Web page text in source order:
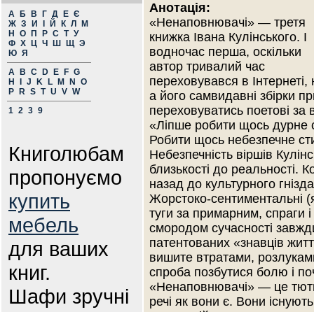
А Б В Г Д Е Є
Ж З И Й К Л
М
Н
О П Р С Т У
Ф Х Ц Ч Ш Щ Э
Ю Я
A
B C D E F G
H
J K L M N
O
P
R S T U V W
1 2 3 9
Книголюбам
пропонуємо
купить
мебель
для ваших
книг.
Шафи зручні
Анотація:
«Ненаповнювачі» — третя
книжка Івана Кулінського. І
водночас перша, оскільки
автор тривалий час
переховувався в Інтернеті,
а його самвидавні збірки
переховуватись поетові за
«Ліпше робити щось дурне
Робити щось небезпечне
Небезпечність віршів
близькості до реальності.
назад до культурного
Жорстоко-сентиментальні
туги за примарним, спраги
смородом сучасності
патентованих «знавців
вишите втратами,
спроба позбутися болю і
«Ненаповнювачі» — це
речі як вони є. Вони